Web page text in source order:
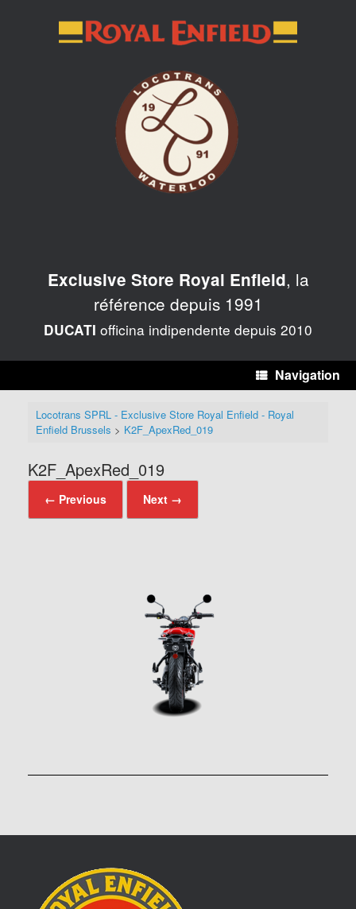
Exclusive Store Royal Enfield, la
référence depuis 1991
DUCATI officina indipendente depuis 2010
Navigation
Locotrans SPRL - Exclusive Store Royal Enfield - Royal
Enfield Brussels > K2F_ApexRed_019
K2F_ApexRed_019
← Previous Next →